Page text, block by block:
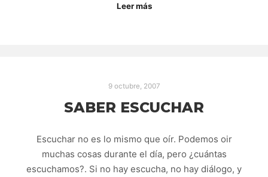
Leer más
9 octubre, 2007
SABER ESCUCHAR
Escuchar no es lo mismo que oír. Podemos oir
muchas cosas durante el día, pero ¿cuántas
escuchamos?. Si no hay escucha, no hay diálogo, y